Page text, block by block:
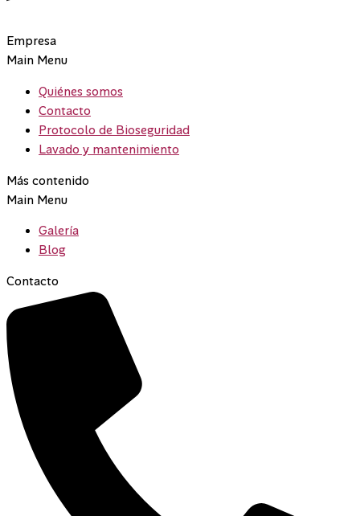
Empresa
Main Menu
Quiénes somos
Contacto
Protocolo de Bioseguridad
Lavado y mantenimiento
Más contenido
Main Menu
Galería
Blog
Contacto